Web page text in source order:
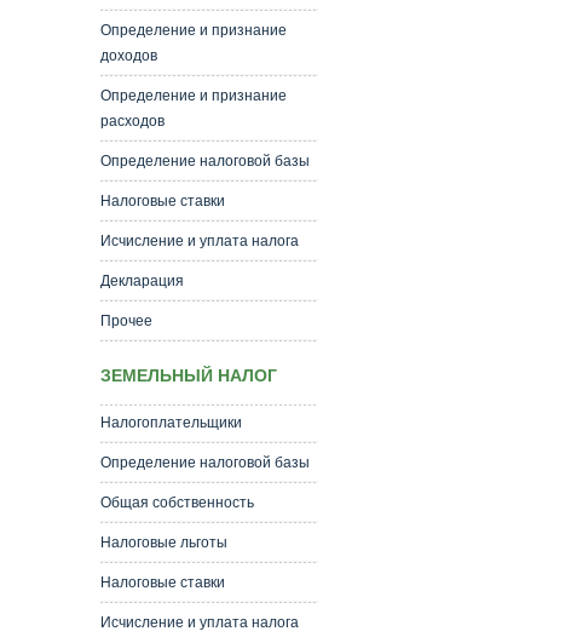
Определение и признание
доходов
Определение и признание
расходов
Определение налоговой базы
Налоговые ставки
Исчисление и уплата налога
Декларация
Прочее
ЗЕМЕЛЬНЫЙ НАЛОГ
Налогоплательщики
Определение налоговой базы
Общая собственность
Налоговые льготы
Налоговые ставки
Исчисление и уплата налога